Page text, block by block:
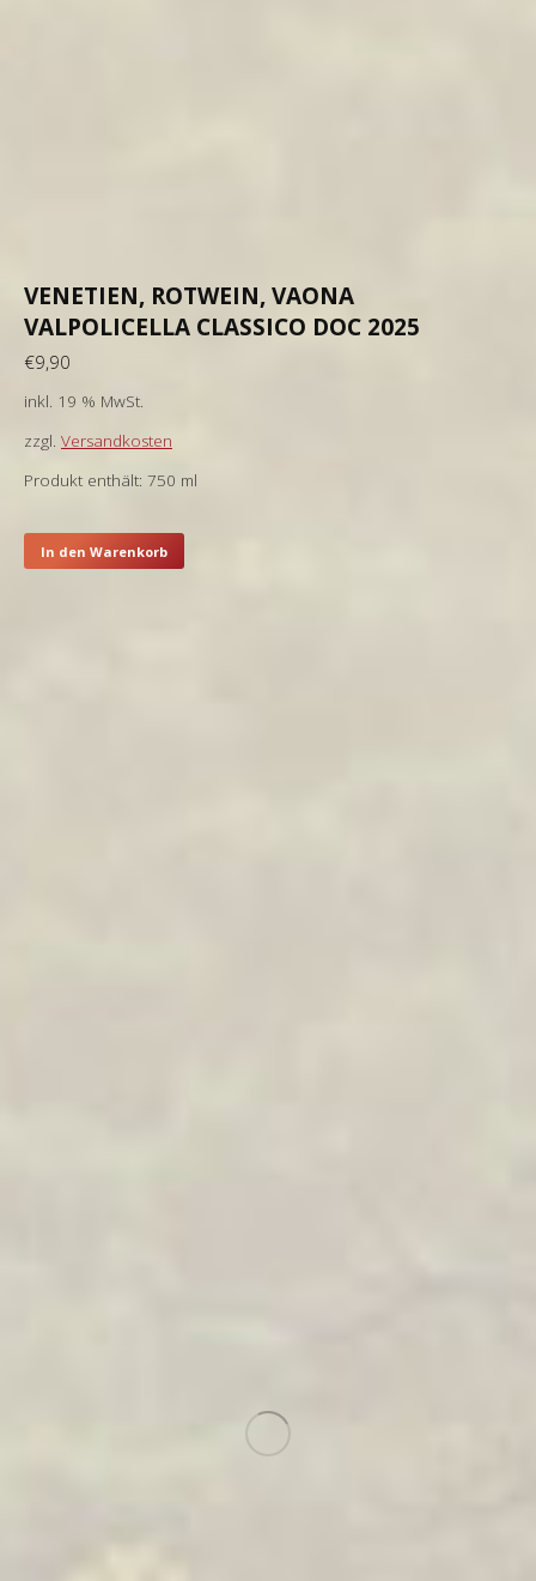
VENETIEN, ROTWEIN, VAONA
VALPOLICELLA CLASSICO DOC 2025
€9,90
inkl. 19 % MwSt.
zzgl. Versandkosten
Produkt enthält: 750 ml
In den Warenkorb